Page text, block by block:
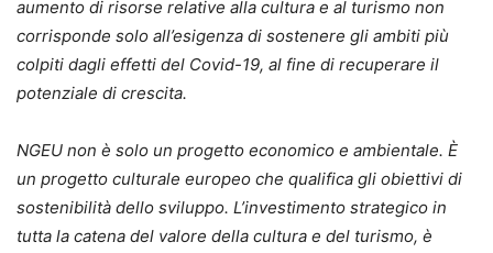
aumento di risorse relative alla cultura e al turismo non
corrisponde solo all’esigenza di sostenere gli ambiti più
colpiti dagli effetti del Covid-19, al fine di recuperare il
potenziale di crescita.
NGEU non è solo un progetto economico e ambientale. È
un progetto culturale europeo che qualifica gli obiettivi di
sostenibilità dello sviluppo. L’investimento strategico in
tutta la catena del valore della cultura e del turismo, è